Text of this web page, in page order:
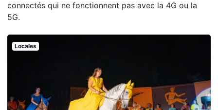
connectés qui ne fonctionnent pas avec la 4G ou la
5G.
Locales